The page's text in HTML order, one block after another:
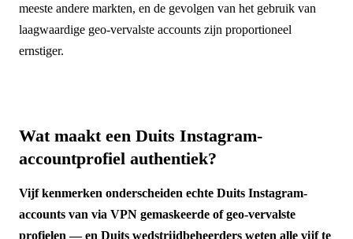
meeste andere markten, en de gevolgen van het gebruik van
laagwaardige geo-vervalste accounts zijn proportioneel
ernstiger.
Wat maakt een Duits Instagram-
accountprofiel authentiek?
Vijf kenmerken onderscheiden echte Duits Instagram-
accounts van via VPN gemaskeerde of geo-vervalste
profielen — en Duits wedstrijdbeheerders weten alle vijf te